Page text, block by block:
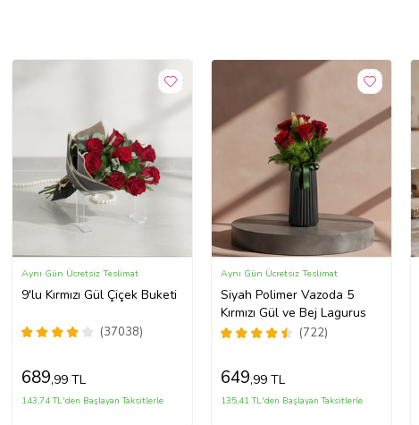
9'lu Kırmızı Gül Çiçek Buketi
(37038)
Aynı Gün Ücretsiz Teslimat
689,99 TL
143,74 TL'den Başlayan Taksitlerle
Siyah Polimer Vazoda 5
Kırmızı Gül ve Bej Lagurus
(722)
Aynı Gün Ücretsiz Teslimat
649,99 TL
135,41 TL'den Başlayan Taksitlerle